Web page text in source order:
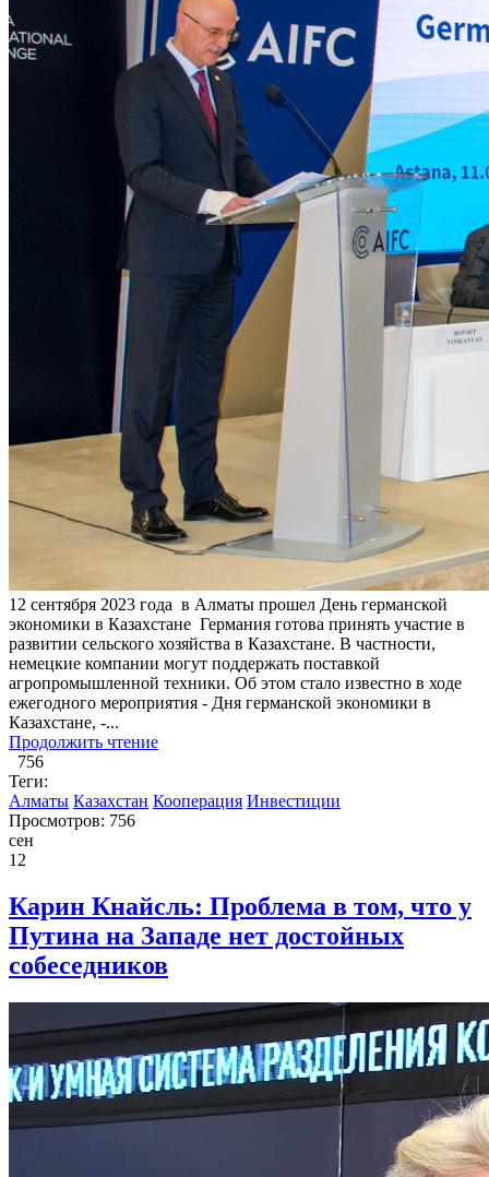
12 сентября 2023 года в Алматы прошел День германской
экономики в Казахстане Германия готова принять участие в
развитии сельского хозяйства в Казахстане. В частности,
немецкие компании могут поддержать поставкой
агропромышленной техники. Об этом стало известно в ходе
ежегодного мероприятия - Дня германской экономики в
Казахстане, -...
Продолжить чтение
756
Теги:
Алматы Казахстан Кооперация Инвестиции
Просмотров: 756
сен
12
Карин Кнайсль: Проблема в том, что у
Путина на Западе нет достойных
собеседников